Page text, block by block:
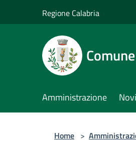
Regione Calabria
Amministrazione
Home >